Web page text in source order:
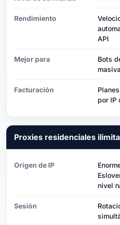
Rendimiento
API
Mejor para
Bots
Facturación
por IP
Proxies residenciales
Origen de IP
nivel
Sesión